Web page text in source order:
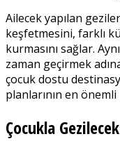
Ailecek yapılan
keşfetmesini, farklı
kurmasını sağlar.
zaman geçirmek
çocuk dostu
planlarının en
Çocukla